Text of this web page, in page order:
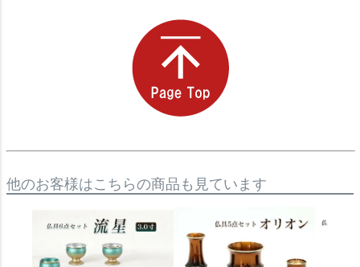
他のお客様はこちらの商品も見ています